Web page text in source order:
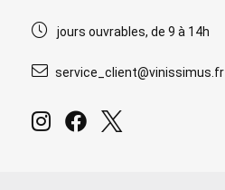
jours ouvrables, de 9 à 14h
service_client@vinissimus.fr